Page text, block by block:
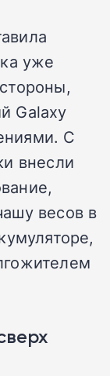
уже
Galaxy
С
внесли
весов в